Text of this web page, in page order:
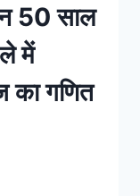
50 साल
में
का गणित